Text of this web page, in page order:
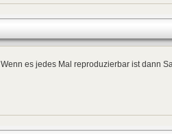
Wenn es jedes Mal reproduzierbar ist dann